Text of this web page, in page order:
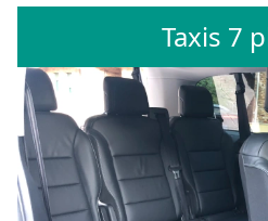
Taxis 7